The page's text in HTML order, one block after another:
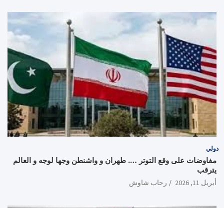
دولي
مفاوضات على وقع التوتر …. طهران و واشنطن وجها لوجه و العالم
يترقب
أبريل 11, 2026 رحاب شاوش